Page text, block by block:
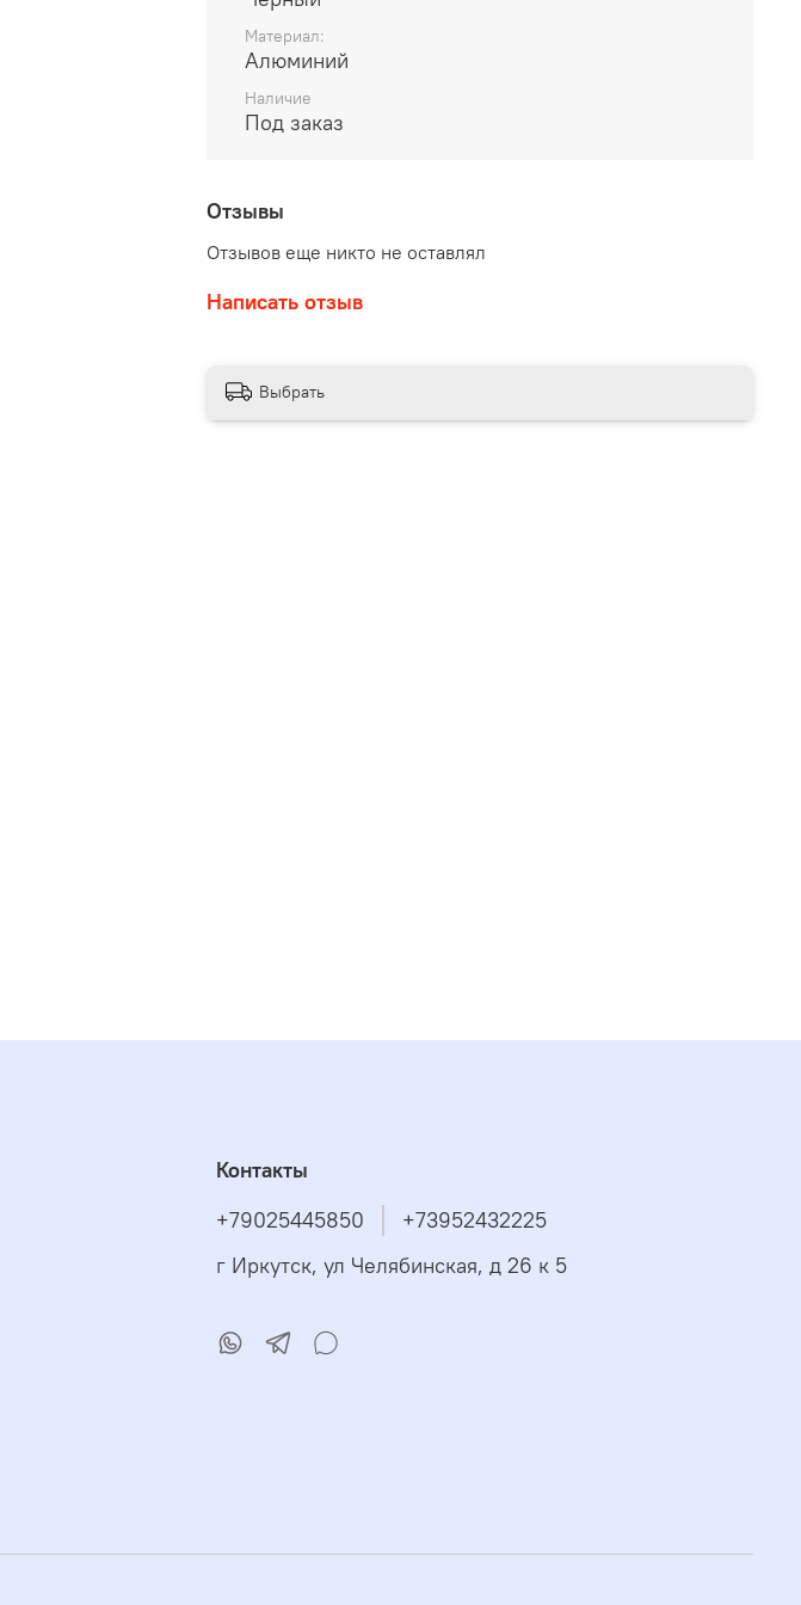
Материал:
Алюминий
Наличие
Под заказ
Отзывы
Отзывов еще никто не оставлял
Написать отзыв
Выбрать
Контакты
+79025445850
+73952432225
г Иркутск, ул Челябинская, д 26 к 5